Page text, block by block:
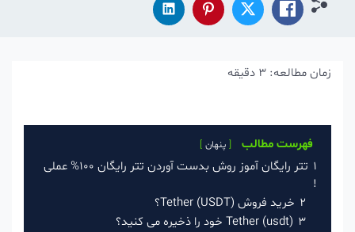
زمان مطالعه: 3 دقیقه
فهرست مطالب پنهان
1
تتر رایگان آموز روش بدست آوردن تتر رایگان 100% عملی
!
2 خرید فروش Tether (USDT)؟
3 Tether (usdt) خود را ذخیره می کنید؟